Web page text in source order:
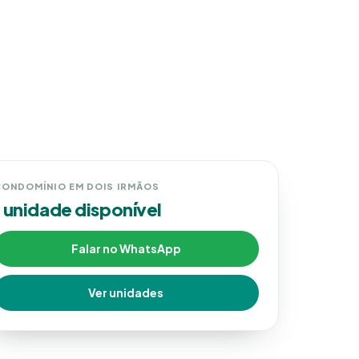
EM DOIS IRMÃOS
unidade disponível
Falar no WhatsApp
Ver unidades